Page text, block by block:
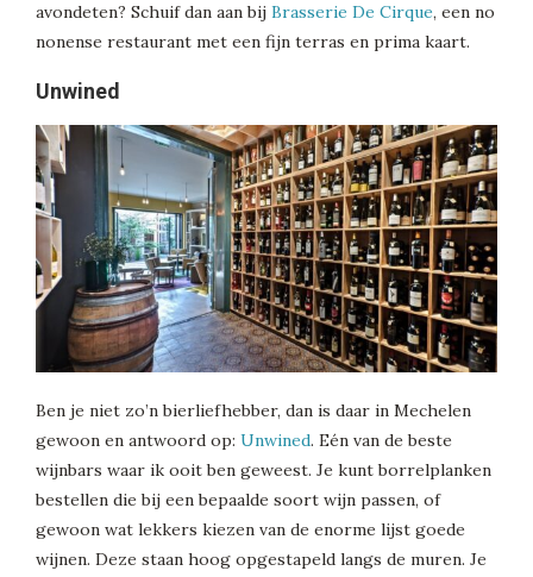
avondeten? Schuif dan aan bij Brasserie De Cirque, een no
nonense restaurant met een fijn terras en prima kaart.
Unwined
Ben je niet zo’n bierliefhebber, dan is daar in Mechelen
gewoon en antwoord op: Unwined. Eén van de beste
wijnbars waar ik ooit ben geweest. Je kunt borrelplanken
bestellen die bij een bepaalde soort wijn passen, of
gewoon wat lekkers kiezen van de enorme lijst goede
wijnen. Deze staan hoog opgestapeld langs de muren. Je